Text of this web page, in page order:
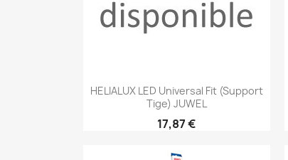
Aperçu rapide
HELIALUX LED Universal Fit (support
Tige) JUWEL
17,87 €